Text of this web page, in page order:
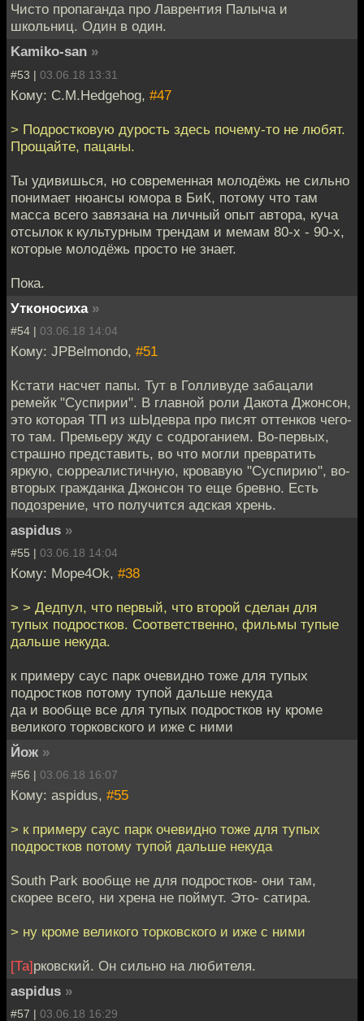
Чисто пропаганда про Лаврентия Палыча и
школьниц. Один в один.
Kamiko-san »
#53 | 03.06.18 13:31
Кому: C.M.Hedgehog, #47
> Подростковую дурость здесь почему-то не любят.
Прощайте, пацаны.
Ты удивишься, но современная молодёжь не сильно
понимает нюансы юмора в БиК, потому что там
масса всего завязана на личный опыт автора, куча
отсылок к культурным трендам и мемам 80-х - 90-х,
которые молодёжь просто не знает.
Пока.
Утконосиха »
#54 | 03.06.18 14:04
Кому: JPBelmondo, #51
Кстати насчет папы. Тут в Голливуде забацали
ремейк "Суспирии". В главной роли Дакота Джонсон,
это которая ТП из шЫдевра про писят оттенков чего-
то там. Премьеру жду с содроганием. Во-первых,
страшно представить, во что могли превратить
яркую, сюрреалистичную, кровавую "Суспирию", во-
вторых гражданка Джонсон то еще бревно. Есть
подозрение, что получится адская хрень.
aspidus »
#55 | 03.06.18 14:04
Кому: Mope4Ok, #38
> > Дедпул, что первый, что второй сделан для
тупых подростков. Соответственно, фильмы тупые
дальше некуда.
к примеру саус парк очевидно тоже для тупых
подростков потому тупой дальше некуда
да и вообще все для тупых подростков ну кроме
великого торковского и иже с ними
Йож »
#56 | 03.06.18 16:07
Кому: aspidus, #55
> к примеру саус парк очевидно тоже для тупых
подростков потому тупой дальше некуда
South Park вообще не для подростков- они там,
скорее всего, ни хрена не поймут. Это- сатира.
> ну кроме великого торковского и иже с ними
[Та]рковский. Он сильно на любителя.
aspidus »
#57 | 03.06.18 16:29